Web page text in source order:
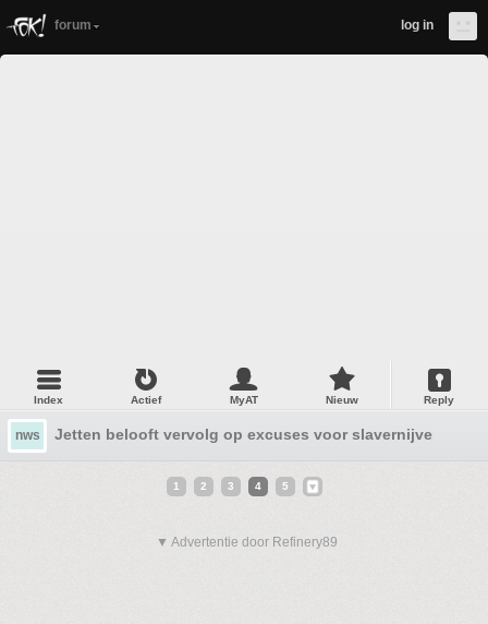
forum log in
Index Actief MyAT Nieuw Reply
nws Jetten belooft vervolg op excuses voor slavernijverleden
1 2 3 4 5
▼ Advertentie door Refinery89